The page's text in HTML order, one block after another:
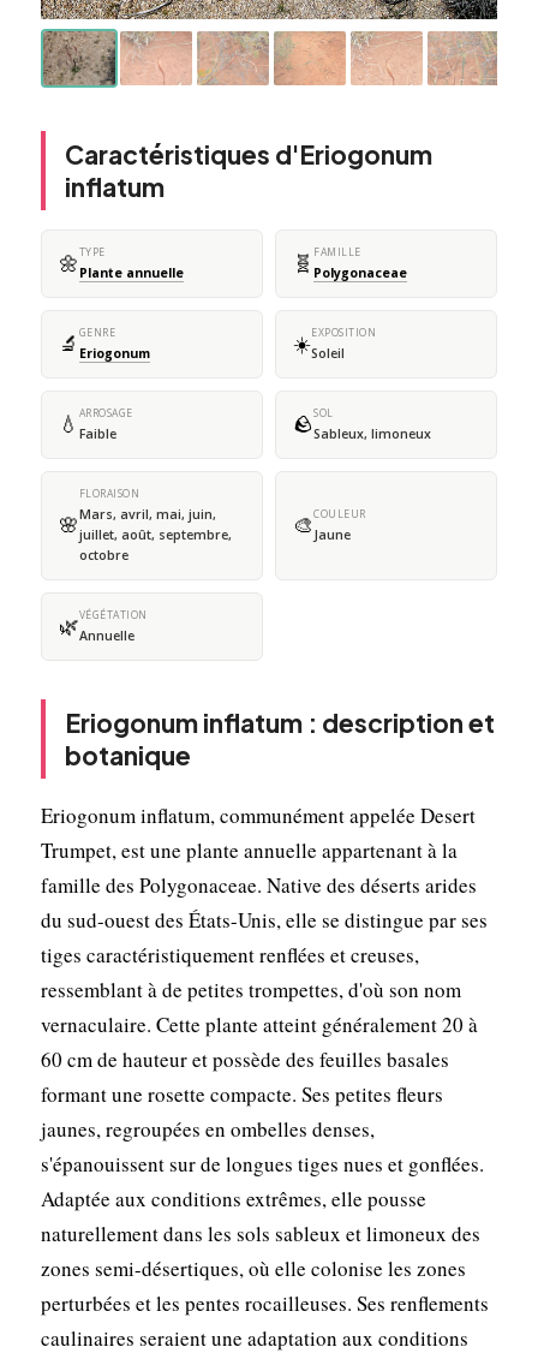
Caractéristiques d'Eriogonum
inflatum
🌼TYPE
Plante annuelle 🧬 FAMILLE
Polygonaceae
🔬 GENRE
Eriogonum ☀️EXPOSITION
Soleil
💧 ARROSAGE
Faible 🪨SOL
Sableux, limoneux
🌸
FLORAISON
Mars, avril, mai, juin,
juillet, août, septembre,
octobre
🎨COULEUR
Jaune
🌿VÉGÉTATION
Annuelle
Eriogonum inflatum : description et
botanique
Eriogonum inflatum, communément appelée Desert
Trumpet, est une plante annuelle appartenant à la
famille des Polygonaceae. Native des déserts arides
du sud-ouest des États-Unis, elle se distingue par ses
tiges caractéristiquement renflées et creuses,
ressemblant à de petites trompettes, d'où son nom
vernaculaire. Cette plante atteint généralement 20 à
60 cm de hauteur et possède des feuilles basales
formant une rosette compacte. Ses petites fleurs
jaunes, regroupées en ombelles denses,
s'épanouissent sur de longues tiges nues et gonflées.
Adaptée aux conditions extrêmes, elle pousse
naturellement dans les sols sableux et limoneux des
zones semi-désertiques, où elle colonise les zones
perturbées et les pentes rocailleuses. Ses renflements
caulinaires seraient une adaptation aux conditions